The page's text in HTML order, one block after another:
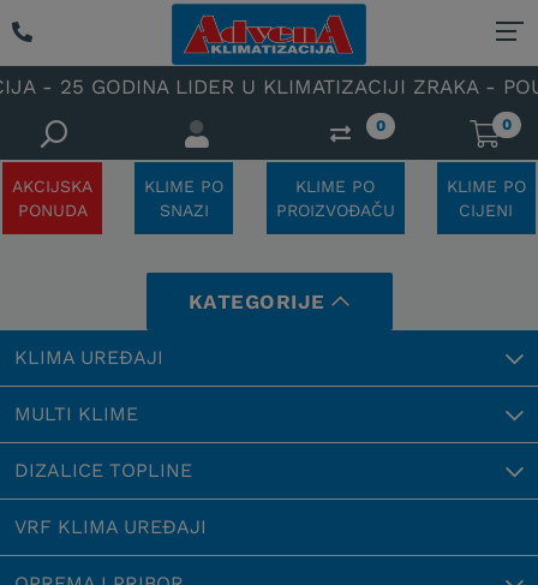
25 GODINA LIDER U KLIMATIZACIJI ZRAKA -
0 0
AKCIJSKA
PONUDA
KLIME PO
SNAZI
KLIME PO
PROIZVOĐAČU
KLIME PO
CIJENI
KATEGORIJE
KLIMA UREĐAJI
MULTI KLIME
DIZALICE TOPLINE
VRF KLIMA UREĐAJI